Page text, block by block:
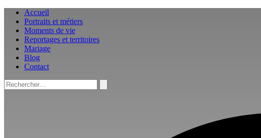
Aller
contenu
Accueil
Portraits et métiers
Moments de vie
Reportages et territoires
Mariage
Blog
Contact
Rechercher :